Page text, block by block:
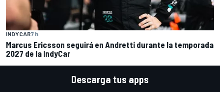
INDYCAR7 h
Marcus Ericsson seguirá en Andretti durante la temporada
2027 de la IndyCar
Descarga tus apps